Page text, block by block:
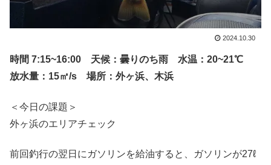
2024.10.30
時間 7:15~16:00 天候：曇りのち雨 水温：20~21℃
放水量：15㎥/s 場所：外ヶ浜、木浜
＜今日の課題＞
外ヶ浜のエリアチェック
前回釣行の翌日にガソリンを給油すると、ガソリンが27ℓ